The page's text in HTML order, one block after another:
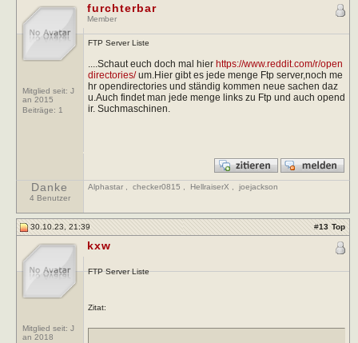
Mitglied seit: J
an 2015
Beiträge: 1
furchterbar
Member
FTP Server Liste
....Schaut euch doch mal hier https://www.reddit.com/r/open
directories/um.Hier gibt es jede menge Ftp server,noch me
hr opendirectories und ständig kommen neue sachen daz
u.Auch findet man jede menge links zu Ftp und auch opend
ir. Suchmaschinen.
Danke
4 Benutzer
Alphastar checker0815 HellraiserX joejackson
30.10.23, 21:39 #13 Top
Mitglied seit: J
an 2018
kxw
FTP Server Liste
Zitat: